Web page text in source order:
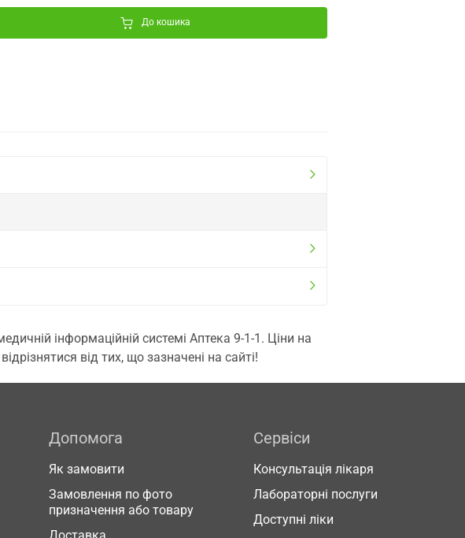
До кошика
інформаційній системі Аптека 9-1-1. Ціни на
від тих, що зазначені на сайті!
Допомога
Як замовити
Замовлення по фото
призначення або товару
Сервіси
Консультація лікаря
Лабораторні послуги
Доступні ліки